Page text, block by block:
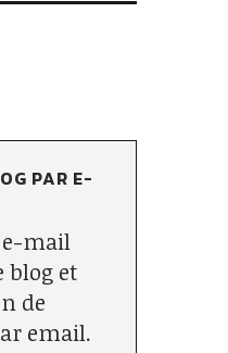
PAR E-
e-mail
blog et
de
email.